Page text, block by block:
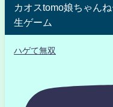
カオスtomo娘ちゃん
生ゲーム
ハゲて無双